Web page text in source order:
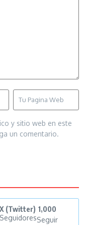
y sitio web en este
un comentario.
X (Twitter) 1,000
SeguidoresSeguir